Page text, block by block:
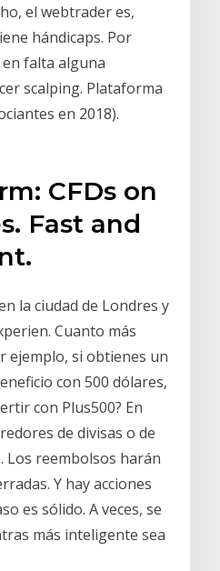
el webtrader es,
hándicaps. Por
falta alguna
scalping. Plataforma
en 2018).
CFDs on
Fast and
la ciudad de Londres y
Cuanto más
ejemplo, si obtienes un
con 500 dólares,
con Plus500? En
de divisas o de
Los reembolsos harán
Y hay acciones
es sólido. A veces, se
más inteligente sea